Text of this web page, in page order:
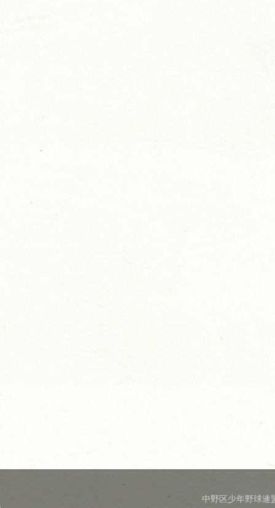
中野区少年野球